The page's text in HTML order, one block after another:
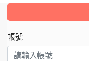
:::
帳號